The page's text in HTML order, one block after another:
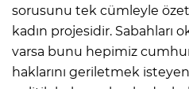
sorusunu tek cümleyle
kadın projesidir. Sabahları
varsa bunu hepimiz
haklarını geriletmek isteyen